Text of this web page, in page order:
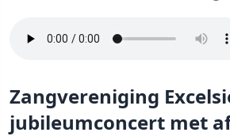
Zangvereniging
jubileumconcert met